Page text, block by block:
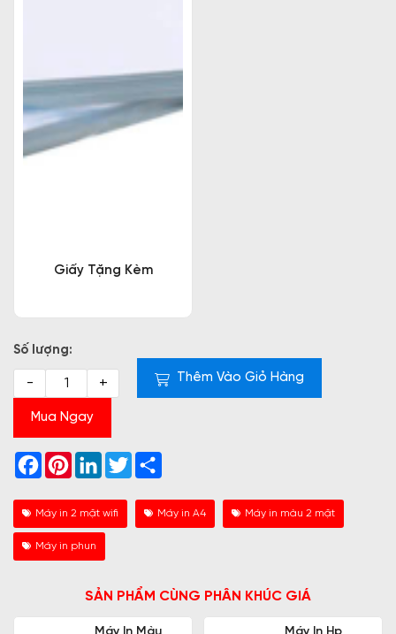
Giấy Tặng Kèm
Số lượng:
- + Thêm Vào Giỏ Hàng
Mua Ngay
Facebook
PinterestLinkedInTwitter
Máy in 2 mặt wifi Máy in A4 Máy in màu 2 mặt
Máy in phun
SẢN PHẨM CÙNG PHÂN KHÚC GIÁ